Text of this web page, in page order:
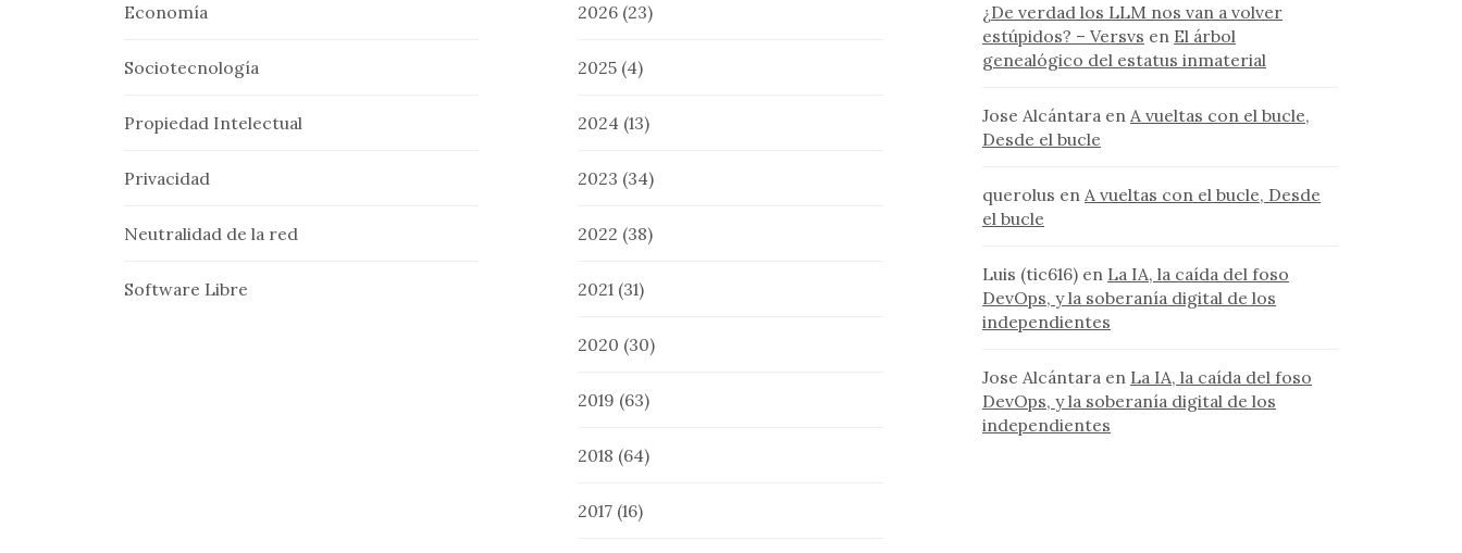
Economía
Sociotecnología
Propiedad Intelectual
Privacidad
Neutralidad de la red
Software Libre
2026 (23)
2025 (4)
2024 (13)
2023 (34)
2022 (38)
2021 (31)
2020 (30)
2019 (63)
2018 (64)
2017 (16)
¿De verdad los LLM nos van a volver
estúpidos? – Versvs en El árbol
genealógico del estatus inmaterial
Jose Alcántara en A vueltas con el bucle,
Desde el bucle
querolus en A vueltas con el bucle, Desde
el bucle
Luis (tic616) en La IA, la caída del foso
DevOps, y la soberanía digital de los
independientes
Jose Alcántara en La IA, la caída del foso
DevOps, y la soberanía digital de los
independientes